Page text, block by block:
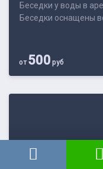
Беседки у воды в
Беседки оснащены
от500 руб